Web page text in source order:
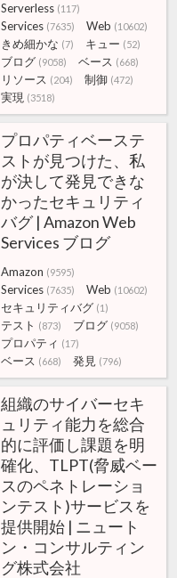
Serverless (117)
Services (7635) Web (10602)
きめ細かな (7) キュー (52)
ブログ (9058) ベース (668)
リソース (204) 制御 (472)
実現 (3518)
プロパティベーステ
ストが見つけた、私
が決して発見できな
かったセキュリティ
バグ | Amazon Web
Services ブログ
Amazon (9595)
Services (7635) Web (10602)
セキュリティバグ (1)
テスト (873) ブログ (9058)
プロパティ (17)
ベース (668) 発見 (796)
組織のサイバーセキ
ュリティ能力を総合
的に評価し課題を明
確化、TLPT(脅威ベー
スのペネトレーショ
ンテスト)サービスを
提供開始 | ニュート
ン・コンサルティン
グ株式会社